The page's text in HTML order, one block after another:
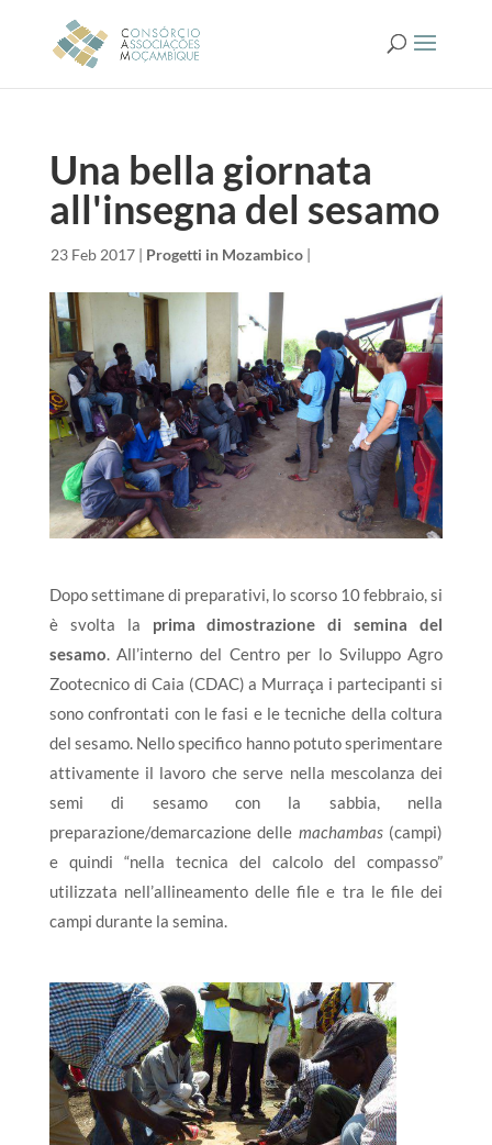
Una bella giornata
all'insegna del sesamo
23 Feb 2017| Progetti in Mozambico|
Dopo settimane di preparativi, lo scorso 10 febbraio, si
è svolta la prima dimostrazione di semina del
sesamo. All’interno del Centro per lo Sviluppo Agro
Zootecnico di Caia (CDAC) a Murraça i partecipanti si
sono confrontati con le fasi e le tecniche della coltura
del sesamo. Nello specifico hanno potuto sperimentare
attivamente il lavoro che serve nella mescolanza dei
semi di sesamo con la sabbia, nella
preparazione/demarcazione delle machambas(campi)
e quindi “nella tecnica del calcolo del compasso”
utilizzata nell’allineamento delle file e tra le file dei
campi durante la semina.